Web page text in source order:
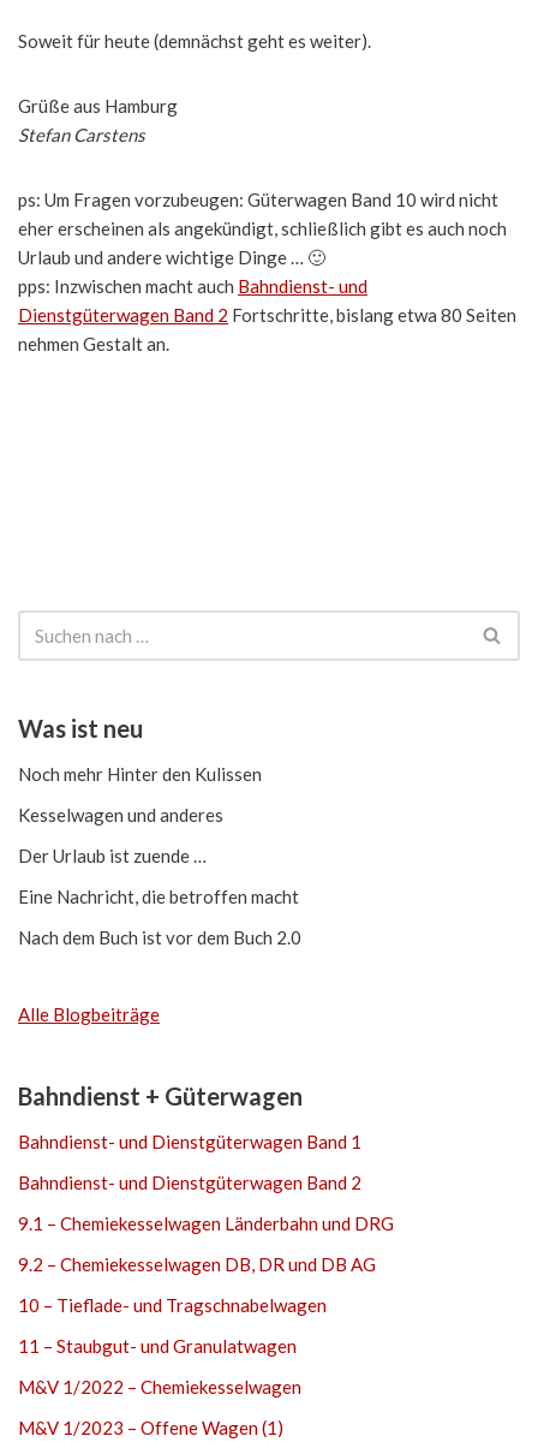
Soweit für heute (demnächst geht es weiter).
Grüße aus Hamburg
Stefan Carstens
ps: Um Fragen vorzubeugen: Güterwagen Band 10 wird nicht
eher erscheinen als angekündigt, schließlich gibt es auch noch
Urlaub und andere wichtige Dinge … 🙂
pps: Inzwischen macht auch Bahndienst- und
Dienstgüterwagen Band 2 Fortschritte, bislang etwa 80 Seiten
nehmen Gestalt an.
Was ist neu
Noch mehr Hinter den Kulissen
Kesselwagen und anderes
Der Urlaub ist zuende …
Eine Nachricht, die betroffen macht
Nach dem Buch ist vor dem Buch 2.0
Alle Blogbeiträge
Bahndienst + Güterwagen
Bahndienst- und Dienstgüterwagen Band 1
Bahndienst- und Dienstgüterwagen Band 2
9.1 – Chemiekesselwagen Länderbahn und DRG
9.2 – Chemiekesselwagen DB, DR und DB AG
10 – Tieflade- und Tragschnabelwagen
11 – Staubgut- und Granulatwagen
M&V 1/2022 – Chemiekesselwagen
M&V 1/2023 – Offene Wagen (1)